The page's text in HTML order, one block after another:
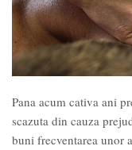
Pana acum cativa ani
scazuta din cauza
buni frecventarea unor